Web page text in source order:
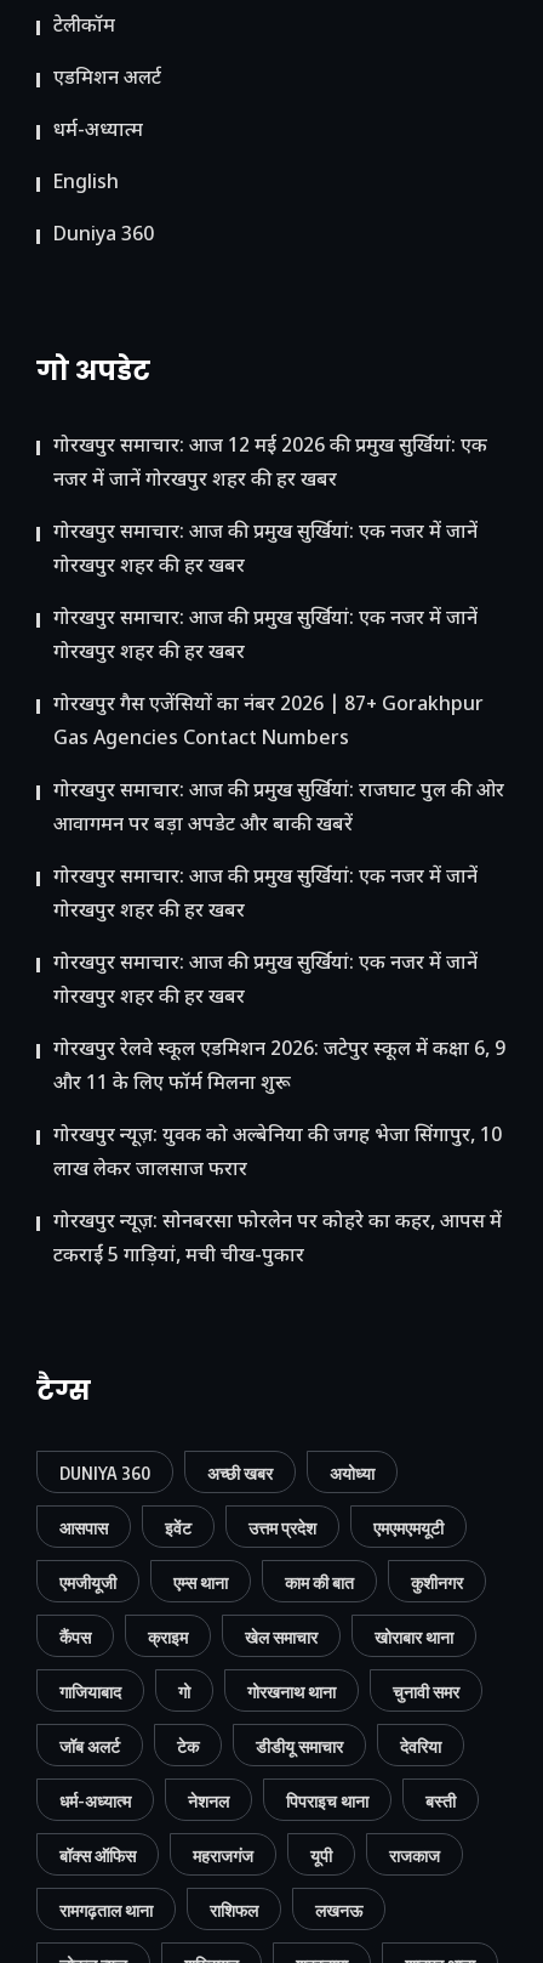
टेलीकॉम
ए​डमिशन अलर्ट
धर्म-अध्यात्म
English
Duniya 360
गो अपडेट
गोरखपुर समाचार: आज 12 मई 2026 की प्रमुख सुर्खियां: एक
नजर में जानें गोरखपुर शहर की हर खबर
गोरखपुर समाचार: आज की प्रमुख सुर्खियां: एक नजर में जानें
गोरखपुर शहर की हर खबर
गोरखपुर समाचार: आज की प्रमुख सुर्खियां: एक नजर में जानें
गोरखपुर शहर की हर खबर
गोरखपुर गैस एजेंसियों का नंबर 2026 | 87+ Gorakhpur
Gas Agencies Contact Numbers
गोरखपुर समाचार: आज की प्रमुख सुर्खियां: राजघाट पुल की ओर
आवागमन पर बड़ा अपडेट और बाकी खबरें
गोरखपुर समाचार: आज की प्रमुख सुर्खियां: एक नजर में जानें
गोरखपुर शहर की हर खबर
गोरखपुर समाचार: आज की प्रमुख सुर्खियां: एक नजर में जानें
गोरखपुर शहर की हर खबर
गोरखपुर रेलवे स्कूल एडमिशन 2026: जटेपुर स्कूल में कक्षा 6, 9
और 11 के लिए फॉर्म मिलना शुरू
गोरखपुर न्यूज़: युवक को अल्बेनिया की जगह भेजा सिंगापुर, 10
लाख लेकर जालसाज फरार
गोरखपुर न्यूज़: सोनबरसा फोरलेन पर कोहरे का कहर, आपस में
टकराईं 5 गाड़ियां, मची चीख-पुकार
टैग्स
DUNIYA 360 अच्छी खबर अयोध्या
आसपास इवेंट उत्तम प्रदेश एमएमएमयूटी
एमजीयूजी एम्स थाना काम की बात कुशीनगर
कैंपस क्राइम खेल समाचार खोराबार थाना
गाजियाबाद गो गोरखनाथ थाना चुनावी समर
जॉब अलर्ट टेक डीडीयू समाचार देवरिया
धर्म-अध्यात्म नेशनल पिपराइच थाना बस्ती
बॉक्स ऑफिस महराजगंज यूपी राजकाज
रामगढ़ताल थाना राशिफल लखनऊ